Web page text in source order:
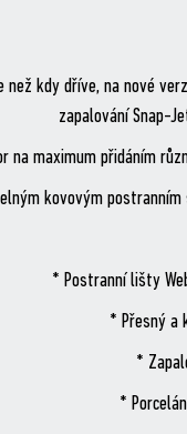
kdy dříve, na nové
zapalování Snap-
na maximum přidáním
kovovým
* Postranní lišty
* Přesný a
*
*